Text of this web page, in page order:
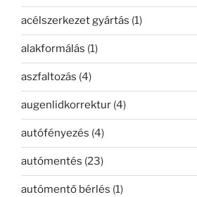
acélszerkezet gyártás (1)
alakformálás (1)
aszfaltozás (4)
augenlidkorrektur (4)
autófényezés (4)
autómentés (23)
autómentő bérlés (1)